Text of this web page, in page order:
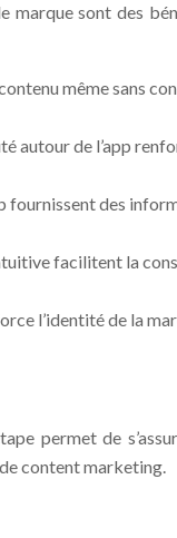
marque sont des
même sans
autour de l’app
fournissent des
facilitent la
l’identité de la
permet de
content marketing.